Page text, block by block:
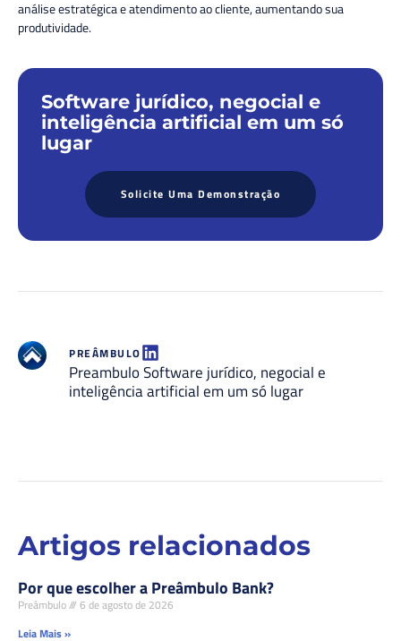
análise estratégica e atendimento ao cliente, aumentando sua
produtividade.
Software jurídico, negocial e
inteligência artificial em um só
lugar
Solicite Uma Demonstração
PREÂMBULO
Preambulo Software jurídico, negocial e
inteligência artificial em um só lugar
Artigos relacionados
Por que escolher a Preâmbulo Bank?
Preâmbulo
6 de agosto de 2026
Leia Mais »